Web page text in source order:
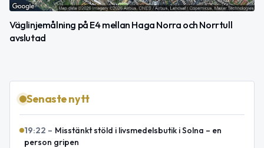
Väglinjemålning på E4 mellan Haga Norra och Norrtull
avslutad
Senaste nytt
19:22 – Misstänkt stöld i livsmedelsbutik i Solna – en
person gripen